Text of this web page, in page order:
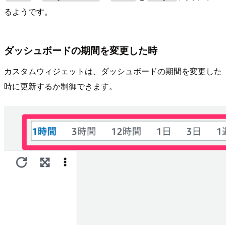
るようです。
ダッシュボードの期間を変更した時
カスタムウィジェットは、ダッシュボードの期間を変更した
時に更新するか制御できます。